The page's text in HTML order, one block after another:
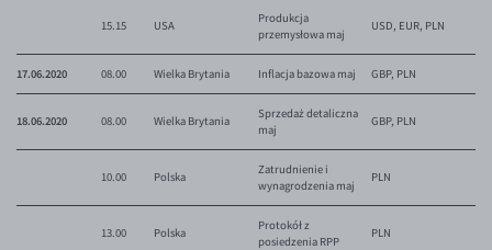
15.15 USA
Produkcja
przemysłowa maj
USD, EUR, PLN
17.06.2020 08.00 Wielka Brytania Inflacja bazowa maj GBP, PLN
18.06.2020 08.00 Wielka Brytania
Sprzedaż detaliczna
maj
GBP, PLN
10.00 Polska
Zatrudnienie i
wynagrodzenia maj
PLN
13.00 Polska
Protokół z
posiedzenia RPP
PLN